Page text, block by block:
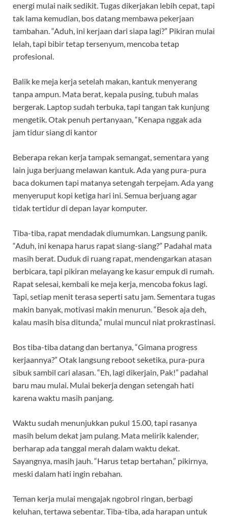
energi mulai naik sedikit. Tugas dikerjakan lebih cepat, tapi
tak lama kemudian, bos datang membawa pekerjaan
tambahan. “Aduh, ini kerjaan dari siapa lagi?” Pikiran mulai
lelah, tapi bibir tetap tersenyum, mencoba tetap
profesional.
Balik ke meja kerja setelah makan, kantuk menyerang
tanpa ampun. Mata berat, kepala pusing, tubuh malas
bergerak. Laptop sudah terbuka, tapi tangan tak kunjung
mengetik. Otak penuh pertanyaan, “Kenapa nggak ada
jam tidur siang di kantor
Beberapa rekan kerja tampak semangat, sementara yang
lain juga berjuang melawan kantuk. Ada yang pura-pura
baca dokumen tapi matanya setengah terpejam. Ada yang
menyeruput kopi ketiga hari ini. Semua berjuang agar
tidak tertidur di depan layar komputer.
Tiba-tiba, rapat mendadak diumumkan. Langsung panik.
“Aduh, ini kenapa harus rapat siang-siang?” Padahal mata
masih berat. Duduk di ruang rapat, mendengarkan atasan
berbicara, tapi pikiran melayang ke kasur empuk di rumah.
Rapat selesai, kembali ke meja kerja, mencoba fokus lagi.
Tapi, setiap menit terasa seperti satu jam. Sementara tugas
makin banyak, motivasi makin menurun. “Besok aja deh,
kalau masih bisa ditunda,” mulai muncul niat prokrastinasi.
Bos tiba-tiba datang dan bertanya, “Gimana progress
kerjaannya?” Otak langsung reboot seketika, pura-pura
sibuk sambil cari alasan. “Eh, lagi dikerjain, Pak!” padahal
baru mau mulai. Mulai bekerja dengan setengah hati
karena waktu masih panjang.
Waktu sudah menunjukkan pukul 15.00, tapi rasanya
masih belum dekat jam pulang. Mata melirik kalender,
berharap ada tanggal merah dalam waktu dekat.
Sayangnya, masih jauh. “Harus tetap bertahan,” pikirnya,
meski dalam hati ingin rebahan.
Teman kerja mulai mengajak ngobrol ringan, berbagi
keluhan, tertawa sebentar. Tiba-tiba, ada harapan untuk